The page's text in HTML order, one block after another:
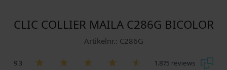
CLIC COLLIER MAILA C286G BICOLOR
Artikelnr.: C286G
9.3 1.875 reviews